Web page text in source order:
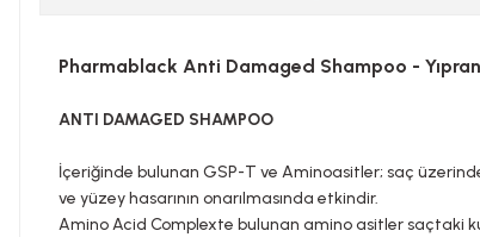
Pharmablack Anti Damaged Shampoo -
ANTI DAMAGED SHAMPOO
İçeriğinde bulunan GSP-T ve Aminoasitler; saç
ve yüzey hasarının onarılmasında etkindir.
Amino Acid Complexte bulunan amino asitler saçtaki